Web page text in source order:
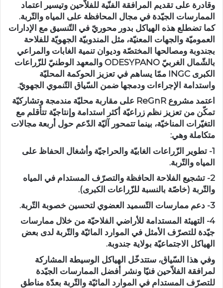
وقادرة على تقديم المرافقة الفنّية للفلاّحين وتيسير اعتماد
الممارسات الجيّدة في مجال المحافظة على المياه والتّربة.
كما تضطلع هذه الهياكل بدور محوريّ في التّنسيق مع الإدارات
العموميّة والجهات المعنيّة، مثل المندوبيّة الجهويّة للفلاحة
بجندوبة ومصالحها المختصّة وديوان تنمية الغابات والمراعي
بالشّمال الغربيّ ODESYPANO والمعهد الوطنيّ للزّراعات
الكبرى INGC ممّا يساهم في تعزيز الحوكمة المحليّة
واستدامة الإجراءات ودمجها ضمن السّياق التّنموي الجهويّ.
اعتمد مشروع ReGnR على مقاربة محليّة مندمجة وتشاركيّة
تمكّن من تعزيز نظم زراعيّة أكثر استدامة وإنتاجيّة تتأقلم مع
التغيّرات المناخيّة، بينما تتمحور آليّة الدّعم حول أربعة مجالات
متكاملة وهي:
1- تطوير الزّراعات الغابيّة والحراجيّة وأشغال الحفاظ على
المياه والتّربة.
2- تشجيع الفلاحة الحافظة والتصرّف المستدام في المياه
والتّربة (خاصّة بالنسبة للزّراعات الكبرى).
3- دعم ممارسات التّسميد العضوي لتحسين خصوبة التّربة.
4- التهيئة المستدامة للأراضي الفلاحيّة من خلال ممارسات
جيّدة للتصرّف الأمثل في الموارد المائيّة والتّربة لدى بعض
الهياكل الاجتماعيّة بولاية جندوبة.
وفي هذا السّياق، ستتدخّل الهياكل الوسيطة المشاركة
لمرافقة الفلاّحين فنيّا ونشر أفضل الممارسات الجيّدة
للتصرّف المستدام في الموارد المائيّة والتّربة بعدّة مناطق